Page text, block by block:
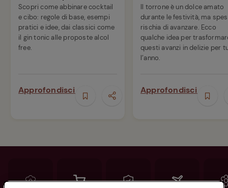
Scopri come abbinare cocktail
e cibo: regole di base, esempi
pratici e idee, dai classici come
il gin tonic alle proposte alcol
free.
Approfondisci
Il torrone è un dolce amato
durante le festività, ma
rischia di avanzare. Ecco
qualche idea per
questi avanzi in delizie per
l’anno.
Approfondisci